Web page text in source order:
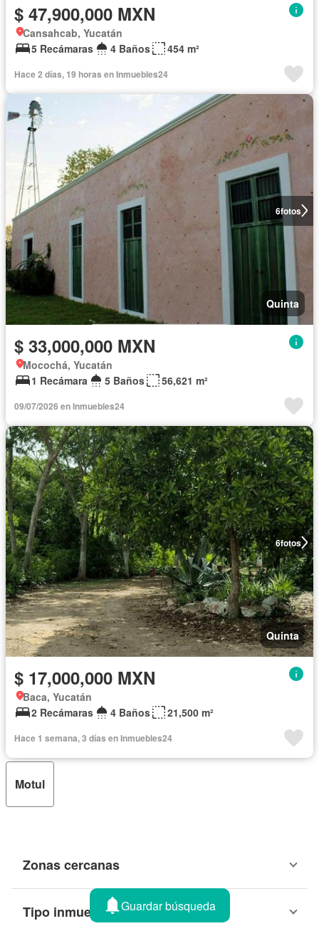
$ 47,900,000 MXN
Cansahcab, Yucatán
5 Recámaras
4 Baños 454 m²
Hace 2 días, 19 horas en Inmuebles24
6fotos
Quinta
$ 33,000,000 MXN
Mocochá, Yucatán
1 Recámara
5 Baños 56,621 m²
09/07/2026 en Inmuebles24
6fotos
Quinta
$ 17,000,000 MXN
Baca, Yucatán
2 Recámaras
4 Baños 21,500 m²
Hace 1 semana, 3 días en Inmuebles24
Motul
Zonas cercanas
Tipo inmueble Guardar búsqueda